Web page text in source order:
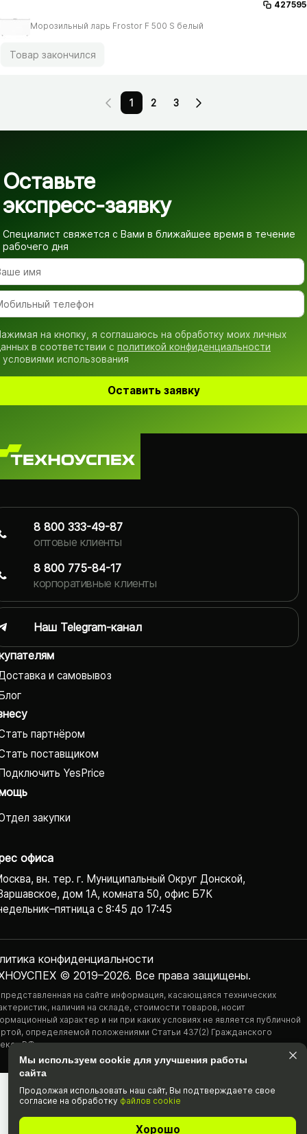
427595
Морозильный ларь Frostor F 500 S белый
Товар закончился
1 2 3
Оставьте
экспресс-заявку
Специалист свяжется с Вами в ближайшее время в течение
рабочего дня
на кнопку, я соглашаюсь на обработку моих личных
в соответствии с политикой конфиденциальности
условиями использования
Оставить заявку
и самовывоз
партнёром
поставщиком
YesPrice
закупки
офиса
вн. тер. г. Муниципальный Округ Донской,
дом 1А, комната 50, офис Б7К
с 8:45 до 17:45
© 2019–2026. Все права защищены.
конфиденциаль­ности
на сайте информация, касающаяся технических
наличия на складе, стоимости товаров, носит
характер и ни при каких условиях не является публичной
определяемой положениями Статьи 437(2) Гражданского
РФ.
8 800 333-49-87
оптовые клиенты
8 800 775-84-17
корпоративные клиенты
Наш Telegram-канал
Мы используем cookie для улучшения работы
сайта
Продолжая использовать наш cайт, Вы подтвержда­ете свое
согласие на обработку файлов cookie
Хорошо